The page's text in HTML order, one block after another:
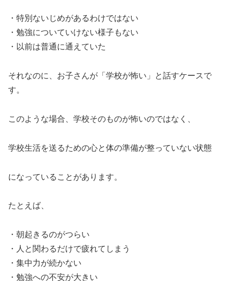
・特別ないじめがあるわけではない
・勉強についていけない様子もない
・以前は普通に通えていた
それなのに、お子さんが「学校が怖い」と話すケースで
す。
このような場合、学校そのものが怖いのではなく、
学校生活を送るための心と体の準備が整っていない状態
になっていることがあります。
たとえば、
・朝起きるのがつらい
・人と関わるだけで疲れてしまう
・集中力が続かない
・勉強への不安が大きい